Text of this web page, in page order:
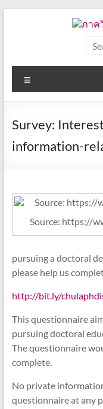
วิชา
บรรณารั
อักษร
ศาสตร์
Survey:
information-
Source: https://
pursuing a doctoral
please help us
http://bit.ly/
This questionnaire
pursuing doctoral
The questionnaire
complete.
No private
questionnaire at any